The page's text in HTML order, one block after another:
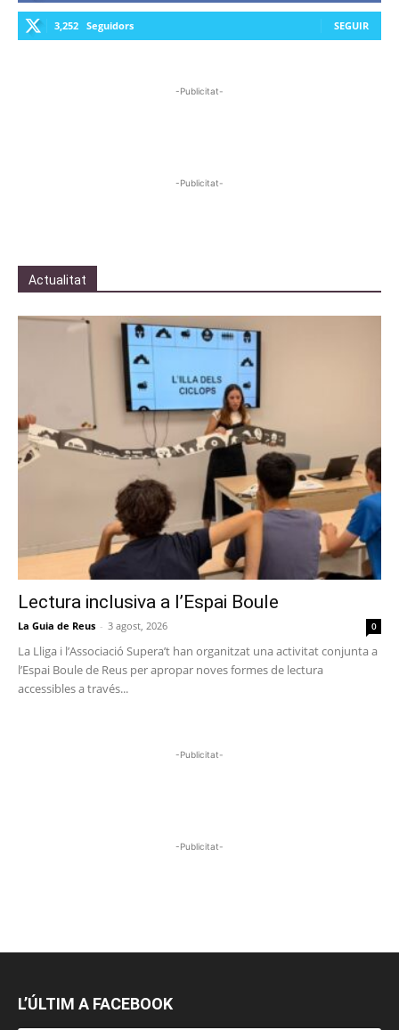
3,252 Seguidors SEGUIR
-Publicitat-
-Publicitat-
Actualitat
Lectura inclusiva a l’Espai Boule
La Guia de Reus - 3 agost, 2026 0
La Lliga i l’Associació Supera’t han organitzat una activitat conjunta a
l’Espai Boule de Reus per apropar noves formes de lectura
accessibles a través...
-Publicitat-
-Publicitat-
L’ÚLTIM A FACEBOOK